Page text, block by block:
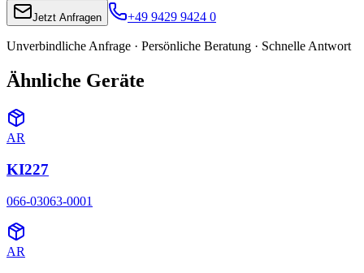
Jetzt Anfragen +49 9429 9424 0
Unverbindliche Anfrage · Persönliche Beratung · Schnelle Antwort
Ähnliche Geräte
AR
KI227
066-03063-0001
AR